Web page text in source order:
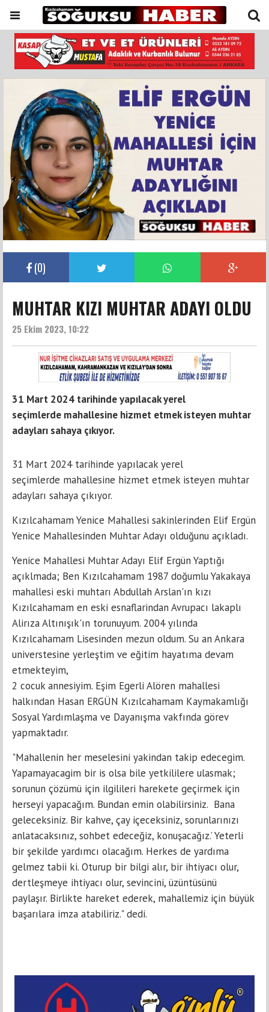
(0)
MUHTAR KIZI MUHTAR ADAYI OLDU
25 Ekim 2023, 10:22
31 Mart 2024 tarihinde yapılacak yerel
seçimlerde mahallesine hizmet etmek isteyen muhtar
adayları sahaya çıkıyor.
31 Mart 2024 tarihinde yapılacak yerel
seçimlerde mahallesine hizmet etmek isteyen muhtar
adayları sahaya çıkıyor.
Kızılcahamam Yenice Mahallesi sakinlerinden Elif Ergün
Yenice Mahallesinden Muhtar Adayı olduğunu açıkladı.
Yenice Mahallesi Muhtar Adayı Elif Ergün Yaptığı
açıklmada; Ben Kızılcahamam 1987 doğumlu Yakakaya
mahallesi eski muhtarı Abdullah Arslan'ın kızı
Kızılcahamam en eski esnaflarindan Avrupacı lakaplı
Alirıza Altınışık'ın torunuyum. 2004 yılında
Kızılcahamam Lisesinden mezun oldum. Su an Ankara
universtesine yerleştim ve eğitim hayatıma devam
etmekteyim,
2 cocuk annesiyim. Eşim Egerli Alören mahallesi
halkından Hasan ERGÜN Kızılcahamam Kaymakamlığı
Sosyal Yardımlaşma ve Dayanışma vakfında görev
yapmaktadır.
"Mahallenin her meselesini yakindan takip edecegim.
Yapamayacagim bir is olsa bile yetkililere ulasmak;
sorunun çözümü için ilgilileri harekete geçirmek için
herseyi yapacağım. Bundan emin olabilirsiniz. Bana
geleceksiniz. Bir kahve, çay içeceksiniz, sorunlarınızı
anlatacaksınız, sohbet edeceğiz, konuşacağız.’ Yeterli
bir şekilde yardımcı olacağım. Herkes de yardıma
gelmez tabii ki. Oturup bir bilgi alır, bir ihtiyacı olur,
dertleşmeye ihtiyacı olur, sevincini, üzüntüsünü
paylaşır. Birlikte hareket ederek, mahallemiz için büyük
başarılara imza atabiliriz." dedi.